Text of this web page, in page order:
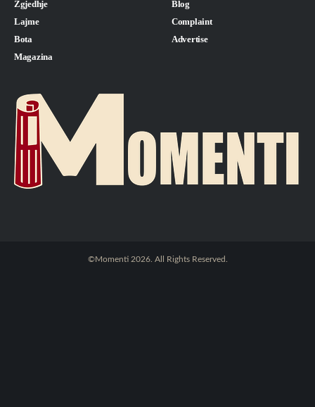
Zgjedhje
Lajme
Bota
Magazina
Blog
Complaint
Advertise
©Momenti 2026. All Rights Reserved.